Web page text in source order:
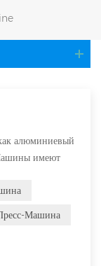
алюминиевый
имеют
еде и даже
HA...
Машина